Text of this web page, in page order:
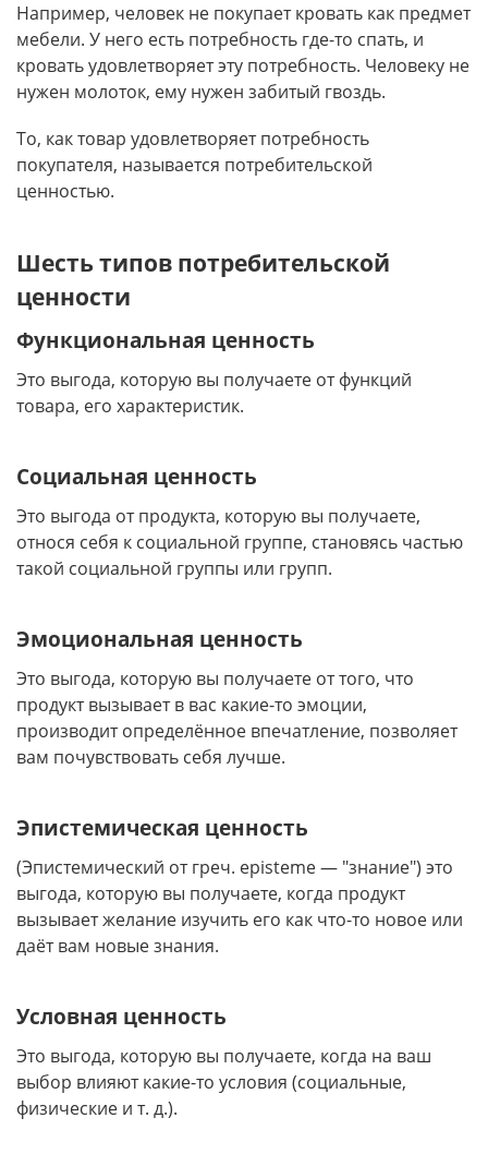
Например, человек не покупает кровать как предмет
мебели. У него есть потребность где-то спать, и
кровать удовлетворяет эту потребность. Человеку не
нужен молоток, ему нужен забитый гвоздь.
То, как товар удовлетворяет потребность
покупателя, называется потребительской
ценностью.
Шесть типов потребительской
ценности
Функциональная ценность
Это выгода, которую вы получаете от функций
товара, его характеристик.
Социальная ценность
Это выгода от продукта, которую вы получаете,
относя себя к социальной группе, становясь частью
такой социальной группы или групп.
Эмоциональная ценность
Это выгода, которую вы получаете от того, что
продукт вызывает в вас какие-то эмоции,
производит определённое впечатление, позволяет
вам почувствовать себя лучше.
Эпистемическая ценность
(Эпистемический от греч. episteme — "знание") это
выгода, которую вы получаете, когда продукт
вызывает желание изучить его как что-то новое или
даёт вам новые знания.
Условная ценность
Это выгода, которую вы получаете, когда на ваш
выбор влияют какие-то условия (социальные,
физические и т. д.).